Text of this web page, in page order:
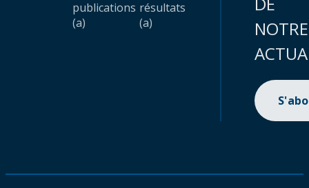
publications
(a)
résultats
(a)
NOTRE